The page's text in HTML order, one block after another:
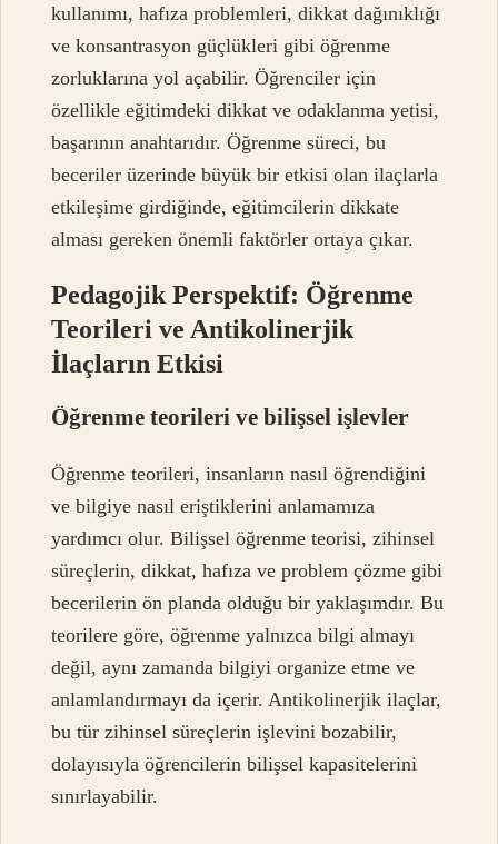
kullanımı, hafıza problemleri, dikkat dağınıklığı
ve konsantrasyon güçlükleri gibi öğrenme
zorluklarına yol açabilir. Öğrenciler için
özellikle eğitimdeki dikkat ve odaklanma yetisi,
başarının anahtarıdır. Öğrenme süreci, bu
beceriler üzerinde büyük bir etkisi olan ilaçlarla
etkileşime girdiğinde, eğitimcilerin dikkate
alması gereken önemli faktörler ortaya çıkar.
Pedagojik Perspektif: Öğrenme
Teorileri ve Antikolinerjik
İlaçların Etkisi
Öğrenme teorileri ve bilişsel işlevler
Öğrenme teorileri, insanların nasıl öğrendiğini
ve bilgiye nasıl eriştiklerini anlamamıza
yardımcı olur. Bilişsel öğrenme teorisi, zihinsel
süreçlerin, dikkat, hafıza ve problem çözme gibi
becerilerin ön planda olduğu bir yaklaşımdır. Bu
teorilere göre, öğrenme yalnızca bilgi almayı
değil, aynı zamanda bilgiyi organize etme ve
anlamlandırmayı da içerir. Antikolinerjik ilaçlar,
bu tür zihinsel süreçlerin işlevini bozabilir,
dolayısıyla öğrencilerin bilişsel kapasitelerini
sınırlayabilir.